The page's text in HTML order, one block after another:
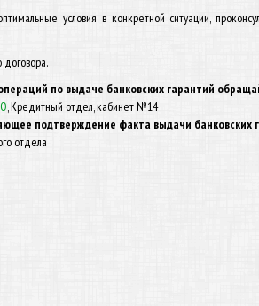
условия в конкретной ситуации,
договора.
по выдаче банковских гарантий
, Кредитный отдел, кабинет №14
подтверждение факта выдачи банковских
отдела